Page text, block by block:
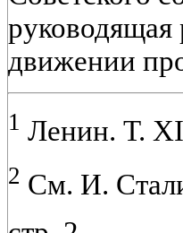
движении
1 Ленин. Т.
2 См. И.